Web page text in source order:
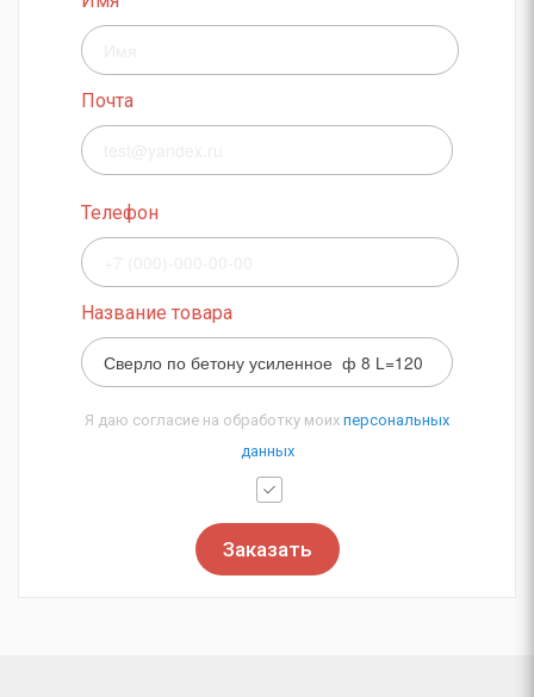
Почта
Телефон
Название товара
Я даю согласие на обработку моих персональных
данных
Заказать